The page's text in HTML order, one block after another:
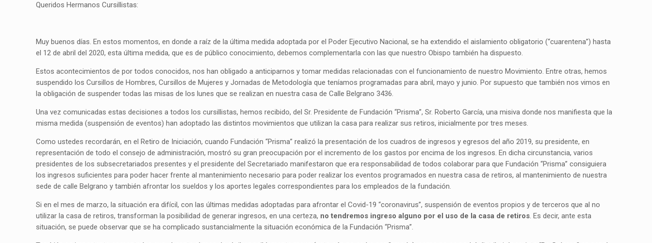
Queridos Hermanos Cursillistas:
Muy buenos días. En estos momentos, en donde a raíz de la última medida adoptada por el Poder Ejecutivo Nacional, se ha extendido el aislamiento obligatorio (“cuarentena”) hasta
el 12 de abril del 2020, esta última medida, que es de público conocimiento, debemos complementarla con las que nuestro Obispo también ha dispuesto.
Estos acontecimientos de por todos conocidos, nos han obligado a anticiparnos y tomar medidas relacionadas con el funcionamiento de nuestro Movimiento. Entre otras, hemos
suspendido los Cursillos de Hombres, Cursillos de Mujeres y Jornadas de Metodología que teníamos programadas para abril, mayo y junio. Por supuesto que también nos vimos en
la obligación de suspender todas las misas de los lunes que se realizan en nuestra casa de Calle Belgrano 3436.
Una vez comunicadas estas decisiones a todos los cursillistas, hemos recibido, del Sr. Presidente de Fundación “Prisma”, Sr. Roberto García, una misiva donde nos manifiesta que la
misma medida (suspensión de eventos) han adoptado las distintos movimientos que utilizan la casa para realizar sus retiros, inicialmente por tres meses.
Como ustedes recordarán, en el Retiro de Iniciación, cuando Fundación “Prisma” realizó la presentación de los cuadros de ingresos y egresos del año 2019, su presidente, en
representación de todo el consejo de administración, mostró su gran preocupación por el incremento de los gastos por encima de los ingresos. En dicha circunstancia, varios
presidentes de los subsecretariados presentes y el presidente del Secretariado manifestaron que era responsabilidad de todos colaborar para que Fundación “Prisma” consiguiera
los ingresos suficientes para poder hacer frente al mantenimiento necesario para poder realizar los eventos programados en nuestra casa de retiros, al mantenimiento de nuestra
sede de calle Belgrano y también afrontar los sueldos y los aportes legales correspondientes para los empleados de la fundación.
Si en el mes de marzo, la situación era difícil, con las últimas medidas adoptadas para afrontar el Covid-19 “coronavirus”, suspensión de eventos propios y de terceros que al no
utilizar la casa de retiros, transforman la posibilidad de generar ingresos, en una certeza, no tendremos ingreso alguno por el uso de la casa de retiros. Es decir, ante esta
situación, se puede observar que se ha complicado sustancialmente la situación económica de la Fundación “Prisma”.